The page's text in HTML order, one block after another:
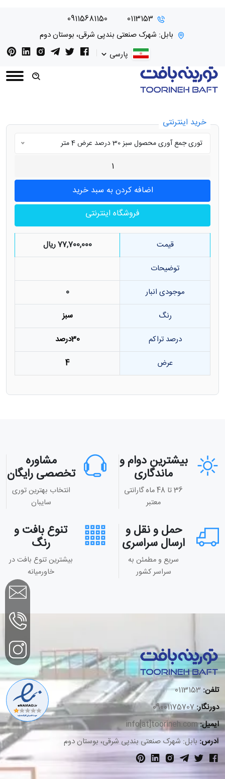
0113153
09115681150
بابل: شهرک صنعتی بندپی شرقی، بوستان دوم
پارسی
خرید اینترنتی
توری جمع آوری محصول سبز 30 درصد عرض 4 متر
فروشگاه اینترنتی
قیمت
77,700,000 ریال
توضیحات
موجودی انبار
0
رنگ
سبز
درصد تراکم
30درصد
عرض
4
بیشترین دوام و
ماندگاری
36 تا 48 ماه گارانتی
معتبر
مشاوره
تخصصی رایگان
انتخاب بهترین توری
سایبان
حمل و نقل و
ارسال سراسری
سریع و مطمئن به
سراسر کشور
تنوع بافت و
رنگ
بیشترین تنوع بافت در
خاورمیانه
تلفن: 0113153
دورنگار:09001175707
ایمیل:info[at]toorineh.com
آدرس: بابل: شهرک صنعتی بندپی شرقی، بوستان دوم